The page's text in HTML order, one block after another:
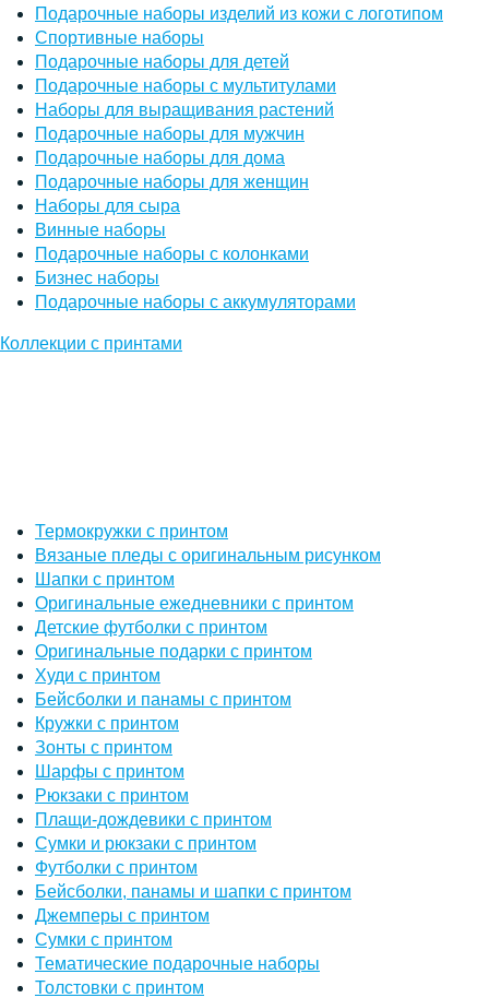
Подарочные наборы изделий из кожи с логотипом
Спортивные наборы
Подарочные наборы для детей
Подарочные наборы с мультитулами
Наборы для выращивания растений
Подарочные наборы для мужчин
Подарочные наборы для дома
Подарочные наборы для женщин
Наборы для сыра
Винные наборы
Подарочные наборы с колонками
Бизнес наборы
Подарочные наборы с аккумуляторами
Коллекции с принтами
Термокружки с принтом
Вязаные пледы с оригинальным рисунком
Шапки с принтом
Оригинальные ежедневники с принтом
Детские футболки с принтом
Оригинальные подарки с принтом
Худи с принтом
Бейсболки и панамы с принтом
Кружки с принтом
Зонты с принтом
Шарфы с принтом
Рюкзаки с принтом
Плащи-дождевики с принтом
Сумки и рюкзаки с принтом
Футболки с принтом
Бейсболки, панамы и шапки с принтом
Джемперы с принтом
Сумки с принтом
Тематические подарочные наборы
Толстовки с принтом